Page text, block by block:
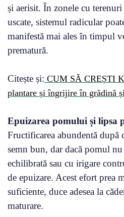
și aerisit. În zonele cu
uscate, sistemul radicular
manifestă mai ales în timpul
prematură.
Citește și: CUM SĂ CREȘTI
plantare și îngrijire în grădină
Epuizarea pomului și lipsa
Fructificarea abundentă după
semn bun, dar dacă pomul
echilibrată sau cu irigare
de epuizare. Acest efort prea
suficiente, duce adesea la
maturare.